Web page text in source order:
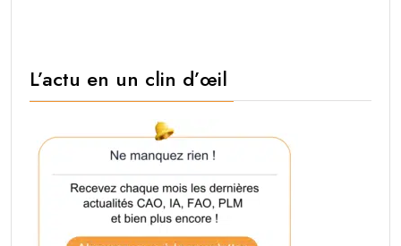
L’actu en un clin d’œil